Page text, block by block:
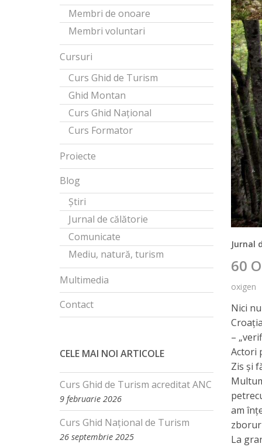
Jurnal
60
oxigen
Nici
–
Actori
Zis și
am
La
Membri de onoare
Membri voluntari
Cursuri
Curs Ghid de Turism
Ghid Montan
Curs Ghid Național
Curs Formator
Proiecte
Blog
Știri
Jurnal de călătorie
Comunicate
Mediu, natură, turism
Multimedia
Contact
CELE MAI NOI ARTICOLE
Curs Ghid de Turism acreditat ANC
9 februarie 2026
Curs Ghid Național de Turism
26 septembrie 2025